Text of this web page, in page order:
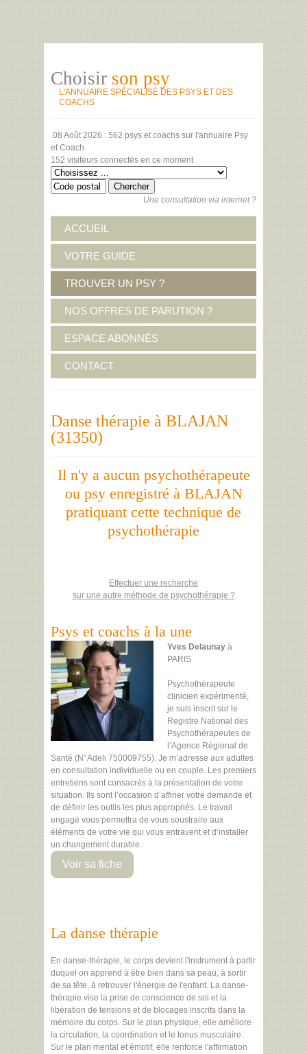
Choisir son psy
L'ANNUAIRE SPÉCIALISÉ DES PSYS ET DES
COACHS
08 Août 2026 : 562 psys et coachs sur l'annuaire Psy
et Coach
152 visiteurs connectés en ce moment
Une consultation via internet ?
ACCUEIL
VOTRE GUIDE
TROUVER UN PSY ?
NOS OFFRES DE PARUTION ?
ESPACE ABONNÉS
CONTACT
Danse thérapie à BLAJAN
(31350)
Il n'y a aucun psychothérapeute
ou psy enregistré à BLAJAN
pratiquant cette technique de
psychothérapie
Effectuer une recherche
sur une autre méthode de psychothérapie ?
Psys et coachs à la une
Yves Delaunay à
PARIS
Psychothérapeute
clinicien expérimenté,
je suis inscrit sur le
Registre National des
Psychothérapeutes de
l’Agence Régional de
Santé (N°Adeli 750009755). Je m’adresse aux adultes
en consultation individuelle ou en couple. Les premiers
entretiens sont consacrés à la présentation de votre
situation. Ils sont l’occasion d’affiner votre demande et
de définir les outils les plus appropriés. Le travail
engagé vous permettra de vous soustraire aux
éléments de votre vie qui vous entravent et d’installer
un changement durable.
Voir sa fiche
La danse thérapie
En danse-thérapie, le corps devient l'instrument à partir
duquel on apprend à être bien dans sa peau, à sortir
de sa tête, à retrouver l'énergie de l'enfant. La danse-
thérapie vise la prise de conscience de soi et la
libération de tensions et de blocages inscrits dans la
mémoire du corps. Sur le plan physique, elle améliore
la circulation, la coordination et le tonus musculaire.
Sur le plan mental et émotif, elle renforce l'affirmation